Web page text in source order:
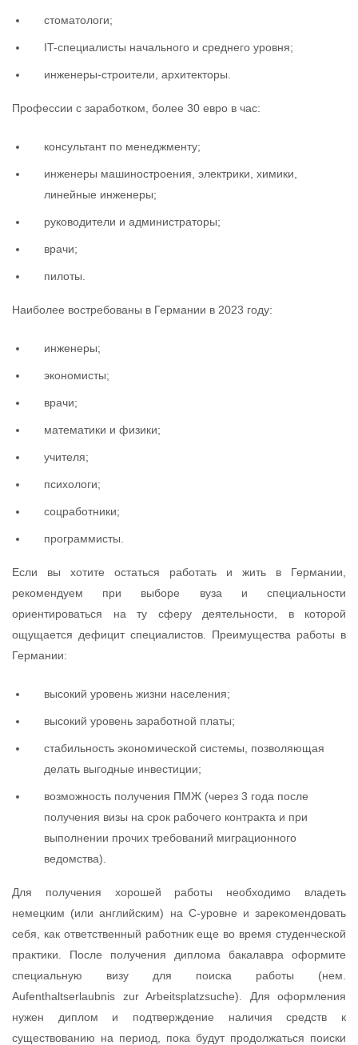
стоматологи;
IT-специалисты начального и среднего уровня;
инженеры-строители, архитекторы.
Профессии с заработком, более 30 евро в час:
консультант по менеджменту;
инженеры машиностроения, электрики, химики,
линейные инженеры;
руководители и администраторы;
врачи;
пилоты.
Наиболее востребованы в Германии в 2023 году:
инженеры;
экономисты;
врачи;
математики и физики;
учителя;
психологи;
соцработники;
программисты.
Если вы хотите остаться работать и жить в Германии,
рекомендуем при выборе вуза и специальности
ориентироваться на ту сферу деятельности, в которой
ощущается дефицит специалистов. Преимущества работы в
Германии:
высокий уровень жизни населения;
высокий уровень заработной платы;
стабильность экономической системы, позволяющая
делать выгодные инвестиции;
возможность получения ПМЖ (через 3 года после
получения визы на срок рабочего контракта и при
выполнении прочих требований миграционного
ведомства).
Для получения хорошей работы необходимо владеть
немецким (или английским) на С-уровне и зарекомендовать
себя, как ответственный работник еще во время студенческой
практики. После получения диплома бакалавра оформите
специальную визу для поиска работы (нем.
Aufenthaltserlaubnis zur Arbeitsplatzsuche). Для оформления
нужен диплом и подтверждение наличия средств к
существованию на период, пока будут продолжаться поиски